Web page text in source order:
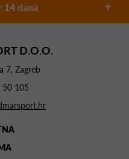
14 dana
D.O.O.
7, Zagreb
50 105